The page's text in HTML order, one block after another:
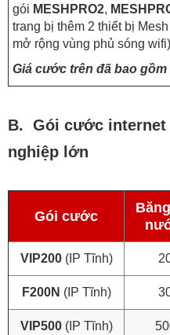
gói MESHPRO2,
trang bị thêm 2 thiết bị
mở rộng vùng phủ sóng
Giá cước trên đã bao gồm
B. Gói cước internet
nghiệp lớn
Gói cước
VIP200 (IP Tĩnh)
F200N (IP Tĩnh)
VIP500(IP Tĩnh)